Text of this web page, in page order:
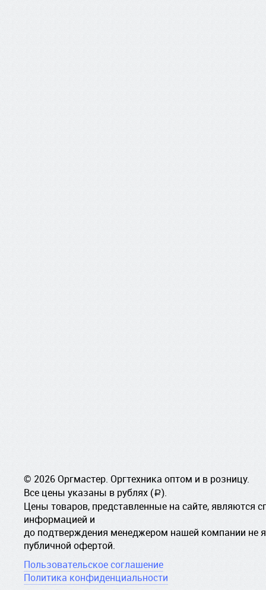
© 2026 Оргмастер. Оргтехника оптом и в розницу.
Все цены указаны в рублях (a).
Цены товаров, представленные на сайте, являются
информацией и
до подтверждения менеджером нашей компании не
публичной офертой.
Пользовательское соглашение
Политика конфиденциальности